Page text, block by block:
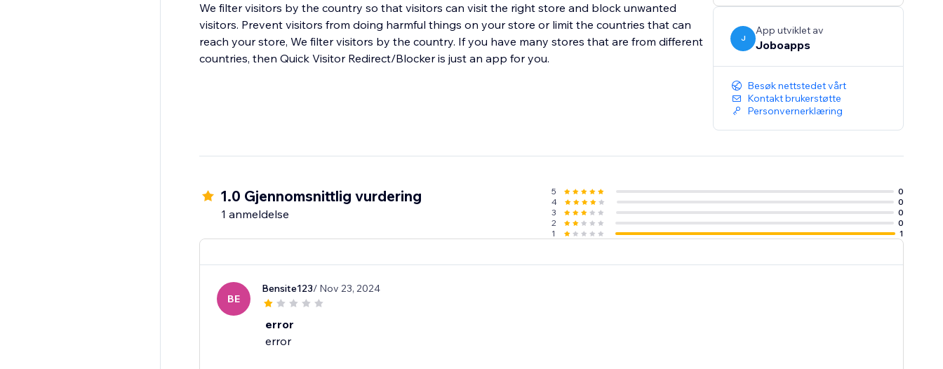
We filter visitors by the country so that visitors can visit the right store and block unwanted
visitors. Prevent visitors from doing harmful things on your store or limit the countries that can
reach your store, We filter visitors by the country. If you have many stores that are from different
countries, then Quick Visitor Redirect/Blocker is just an app for you.
J
App utviklet av
Joboapps
Besøk nettstedet vårt
Kontakt brukerstøtte
Personvernerklæring
1.0 Gjennomsnittlig vurdering
1 anmeldelse
5
0
4
0
3
0
2
0
1
1
BE
Bensite123/ Nov 23, 2024
error
error